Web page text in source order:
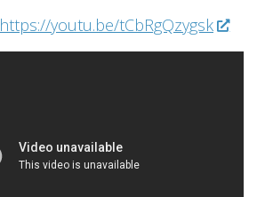
https://youtu.be/tCbRgQzygsk